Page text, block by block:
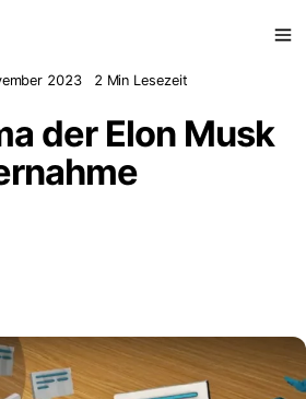
2023 2 Min Lesezeit
der Elon Musk